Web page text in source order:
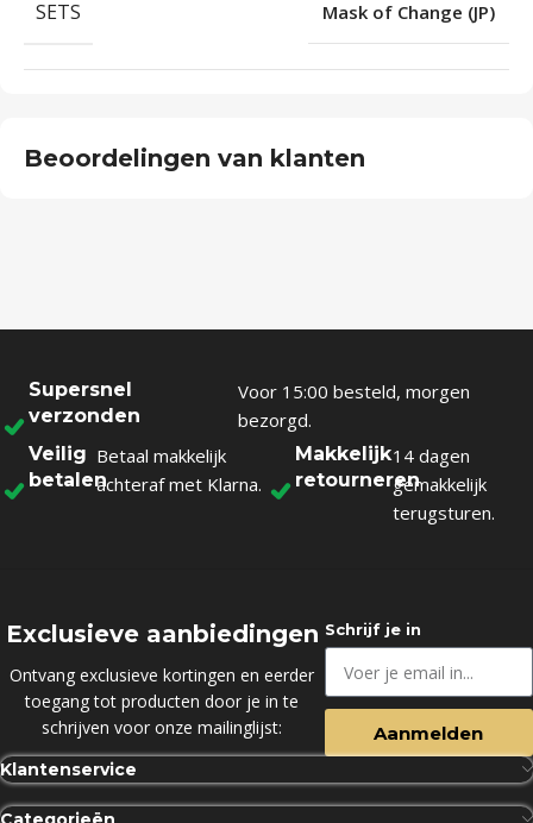
SETS Mask of Change (JP)
Beoordelingen van klanten
Supersnel
verzonden
Voor 15:00 besteld, morgen
bezorgd.
Veilig
betalen
Betaal makkelijk
achteraf met Klarna.
Makkelijk
retourneren
14 dagen
gemakkelijk
terugsturen.
Exclusieve aanbiedingen
Ontvang exclusieve kortingen en eerder
toegang tot producten door je in te
schrijven voor onze mailinglijst:
Schrijf je in
Aanmelden
Klantenservice